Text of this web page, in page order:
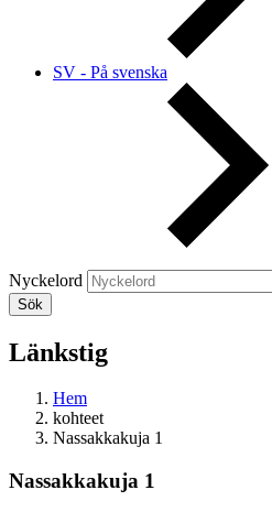
SV - På svenska
Nyckelord
Länkstig
Hem
kohteet
Nassakkakuja 1
Nassakkakuja 1